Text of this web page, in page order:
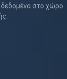
στο χώρο